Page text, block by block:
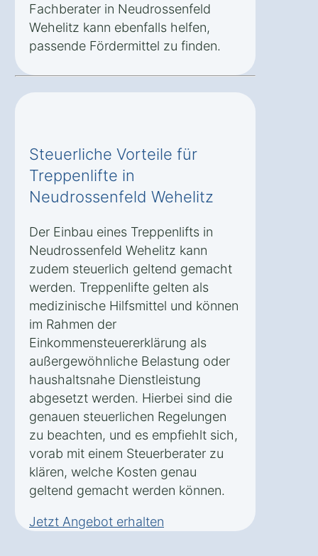
Fachberater in Neudrossenfeld
Wehelitz kann ebenfalls helfen,
passende Fördermittel zu finden.
Steuerliche Vorteile für
Treppenlifte in
Neudrossenfeld Wehelitz
Der Einbau eines Treppenlifts in
Neudrossenfeld Wehelitz kann
zudem steuerlich geltend gemacht
werden. Treppenlifte gelten als
medizinische Hilfsmittel und können
im Rahmen der
Einkommensteuererklärung als
außergewöhnliche Belastung oder
haushaltsnahe Dienstleistung
abgesetzt werden. Hierbei sind die
genauen steuerlichen Regelungen
zu beachten, und es empfiehlt sich,
vorab mit einem Steuerberater zu
klären, welche Kosten genau
geltend gemacht werden können.
Jetzt Angebot erhalten